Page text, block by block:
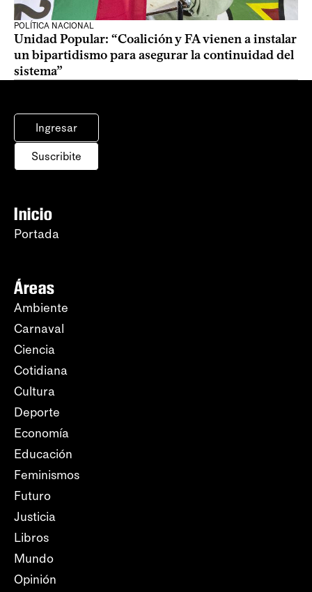
POLÍTICA NACIONAL
Unidad Popular: “Coalición y FA vienen a instalar
un bipartidismo para asegurar la continuidad del
sistema”
Ingresar
Suscribite
Inicio
Portada
Áreas
Ambiente
Carnaval
Ciencia
Cotidiana
Cultura
Deporte
Economía
Educación
Feminismos
Futuro
Justicia
Libros
Mundo
Opinión